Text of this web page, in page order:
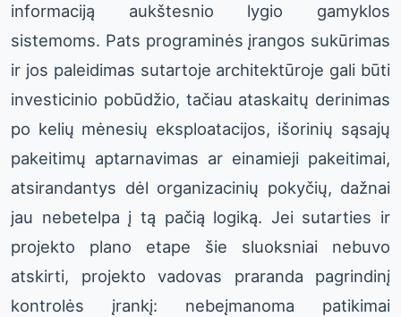
informaciją aukštesnio lygio gamyklos
sistemoms. Pats programinės įrangos sukūrimas
ir jos paleidimas sutartoje architektūroje gali būti
investicinio pobūdžio, tačiau ataskaitų derinimas
po kelių mėnesių eksploatacijos, išorinių sąsajų
pakeitimų aptarnavimas ar einamieji pakeitimai,
atsirandantys dėl organizacinių pokyčių, dažnai
jau nebetelpa į tą pačią logiką. Jei sutarties ir
projekto plano etape šie sluoksniai nebuvo
atskirti, projekto vadovas praranda pagrindinį
kontrolės įrankį: nebeįmanoma patikimai